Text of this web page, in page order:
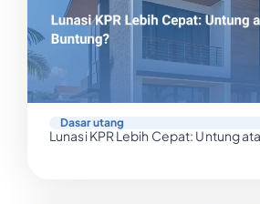
Dasar utang
Lunasi KPR Lebih Cepat: Untung